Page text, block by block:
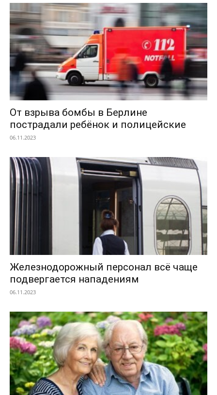
От взрыва бомбы в Берлине
пострадали ребёнок и полицейские
06.11.2023
Железнодорожный персонал всё чаще
подвергается нападениям
06.11.2023